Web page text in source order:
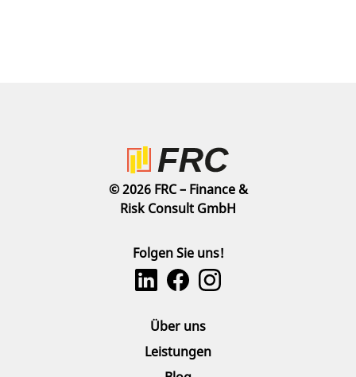
© 2026 FRC – Finance &
Risk Consult GmbH
Folgen Sie uns!
Über uns
Leistungen